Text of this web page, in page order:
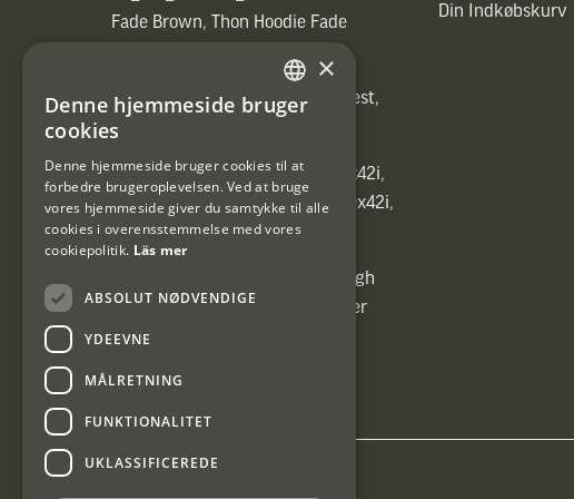
Fade Brown, Thon Hoodie Fade
[ih_use_fallback_field(Heated vest,
Heated vest)]
[ih_use_fallback_field(C6 1,7-10x42i,
6ggr förstoringsväxel!, C6 1,7-10x42i,
6ggr förstoringsväxel!)]
[ih_use_fallback_field(Carrier High
Energy Professional 15kg, Carrier
High Energy Professional 15kg)]
Din Indkøbskurv
SWEDISH
×
Denne hjemmeside bruger
cookies
Denne hjemmeside bruger cookies til at
forbedre brugeroplevelsen. Ved at bruge
vores hjemmeside giver du samtykke til alle
cookies i overensstemmelse med vores
cookiepolitik. Läs mer
ABSOLUT NØDVENDIGE
YDEEVNE
MÅLRETNING
FUNKTIONALITET
UKLASSIFICEREDE